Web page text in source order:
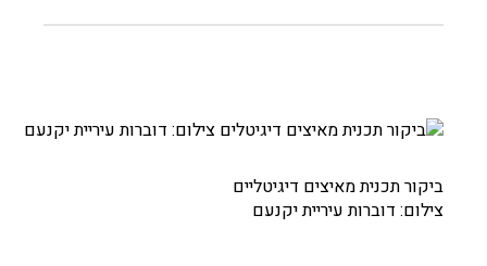
ביקור תכנית מאיצים דיגיטליים
צילום: דוברות עיריית יקנעם